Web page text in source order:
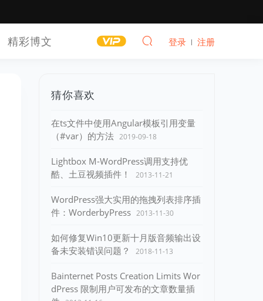
精彩博文 登录 注册
猜你喜欢
在ts文件中使用Angular模板引用变量
（#var）的方法 2019-09-18
Lightbox M-WordPress调用支持优
酷、土豆视频插件！
2013-11-21
WordPress强大实用的拖拽列表排序插
件：WorderbyPress 2013-11-30
如何修复Win10更新十月版音频输出设
备未安装错误问题？
2018-11-13
Bainternet Posts Creation Limits Wor
dPress 限制用户可发布的文章数量插